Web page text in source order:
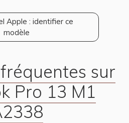
Apple : identifier ce
modèle
sur
Pro 13 M1